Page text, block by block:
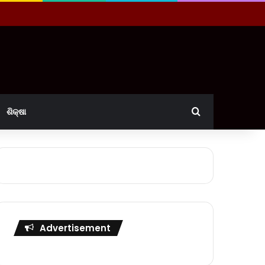
ଶିକ୍ଷା Search for
Advertisement